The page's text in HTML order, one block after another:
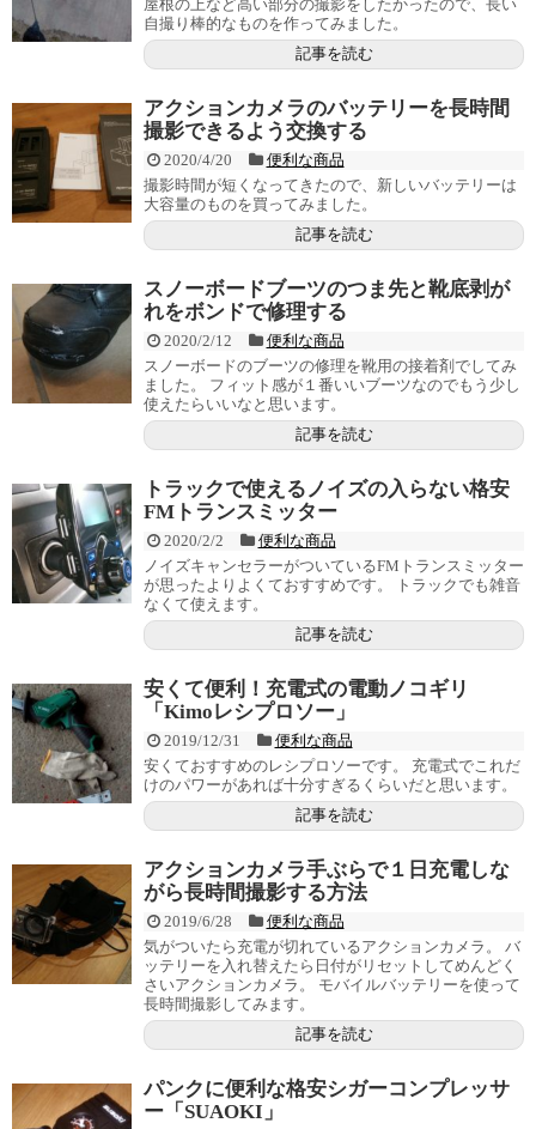
屋根の上など高い部分の撮影をしたかったので、長い
自撮り棒的なものを作ってみました。
記事を読む
アクションカメラのバッテリーを長時間
撮影できるよう交換する
2020/4/20
便利な商品
撮影時間が短くなってきたので、新しいバッテリーは
大容量のものを買ってみました。
記事を読む
スノーボードブーツのつま先と靴底剥が
れをボンドで修理する
2020/2/12
便利な商品
スノーボードのブーツの修理を靴用の接着剤でしてみ
ました。 フィット感が１番いいブーツなのでもう少し
使えたらいいなと思います。
記事を読む
トラックで使えるノイズの入らない格安
FMトランスミッター
2020/2/2
便利な商品
ノイズキャンセラーがついているFMトランスミッター
が思ったよりよくておすすめです。 トラックでも雑音
なくて使えます。
記事を読む
安くて便利！充電式の電動ノコギリ
「Kimoレシプロソー」
2019/12/31
便利な商品
安くておすすめのレシプロソーです。 充電式でこれだ
けのパワーがあれば十分すぎるくらいだと思います。
記事を読む
アクションカメラ手ぶらで１日充電しな
がら長時間撮影する方法
2019/6/28
便利な商品
気がついたら充電が切れているアクションカメラ。 バ
ッテリーを入れ替えたら日付がリセットしてめんどく
さいアクションカメラ。 モバイルバッテリーを使って
長時間撮影してみます。
記事を読む
パンクに便利な格安シガーコンプレッサ
ー「SUAOKI」